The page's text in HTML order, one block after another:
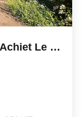
Grande Maison Avec Potentiel À Achiet Le Grand